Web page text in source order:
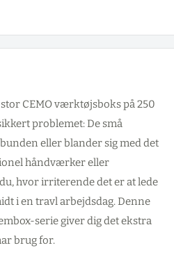
CEMO værktøjsboks på 250
problemet: De små
eller blander sig med det
håndværker eller
hvor irriterende det er at lede
i en travl arbejdsdag. Denne
serie giver dig det ekstra
brug for.